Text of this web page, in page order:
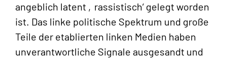
angeblich latent ‚rassistisch‘ gelegt worden
ist. Das linke politische Spektrum und große
Teile der etablierten linken Medien haben
unverantwortliche Signale ausgesandt und